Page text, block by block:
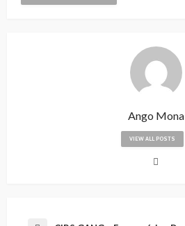
Ango Mona
VIEW ALL POSTS